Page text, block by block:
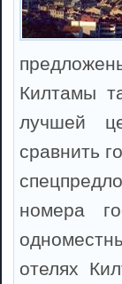
Килтамы
лучшей
сравнить
номера
отелях